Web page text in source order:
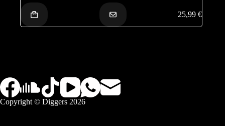
25,99€
Copyright © Diggers 2026